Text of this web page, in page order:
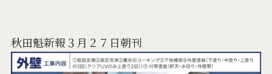
秋田魁新報３月２７日朝刊